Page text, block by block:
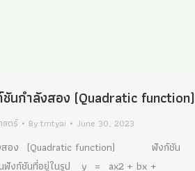
นกำลังสอง (Quadratic function)
ตร์ Bytmtyai June 30, 2023
งสอง (Quadratic function) ฟังก์ชัน
นฟังก์ชันที่อยู่ในรูป y = ax2 + bx +